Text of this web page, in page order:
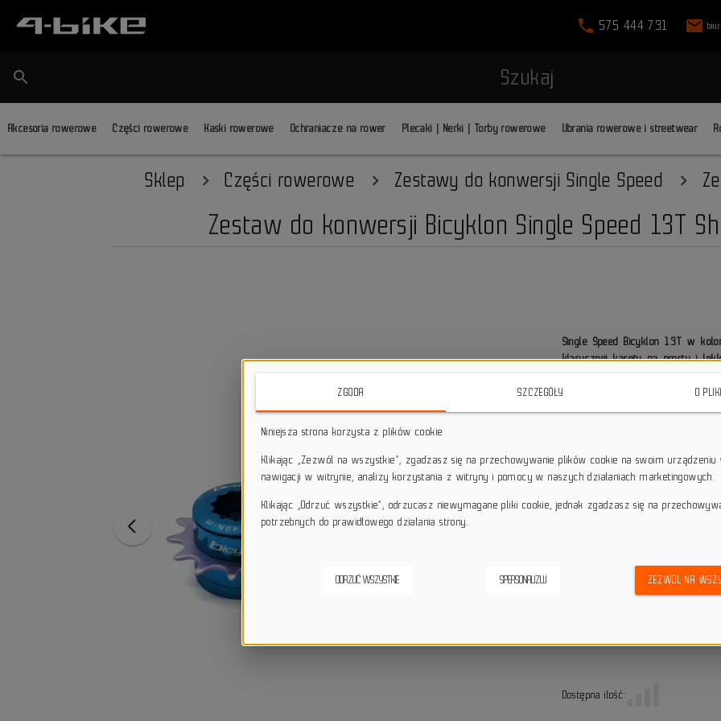
phone 575 444 731 mail
search Szukaj
Akcesoria rowerowe Części rowerowe Kaski rowerowe Ochraniacze na rower Plecaki | Nerki | Torby rowerowe Ubrania rowerowe i streetwear
Sklep Części rowerowe Zestawy do konwersji Single Speed
Zestaw do konwersji Bicyklon Single Speed 13T
Single Speed Bicyklon 13T w
klasycznej kasety na prosty i
stalowa zębatka 13T, komplet 7
star_borderstar_borderstar_borderstar_borderstar_border
local_shipping Darmowa dostawa przy
Dotyczy wysyłki na terenie
keyboard_return 14 dni na odstąpienie od
Alternatywne produkty
Dostępna ilość:
ZGODA SZCZEGÓŁY O
Niniejsza strona korzysta z plików cookie
Klikając „Zezwól na wszystkie”, zgadzasz się na przechowywanie plików cookie na swoim urządzeniu
nawigacji w witrynie, analizy korzystania z witryny i pomocy w naszych działaniach marketingowych.
Klikając „Odrzuć wszystkie”, odrzucasz niewymagane pliki cookie, jednak zgadzasz się na
potrzebnych do prawidłowego działania strony.
ODRZUĆ WSZYSTKIE SPERSONALIZUJ ZEZWÓL NA